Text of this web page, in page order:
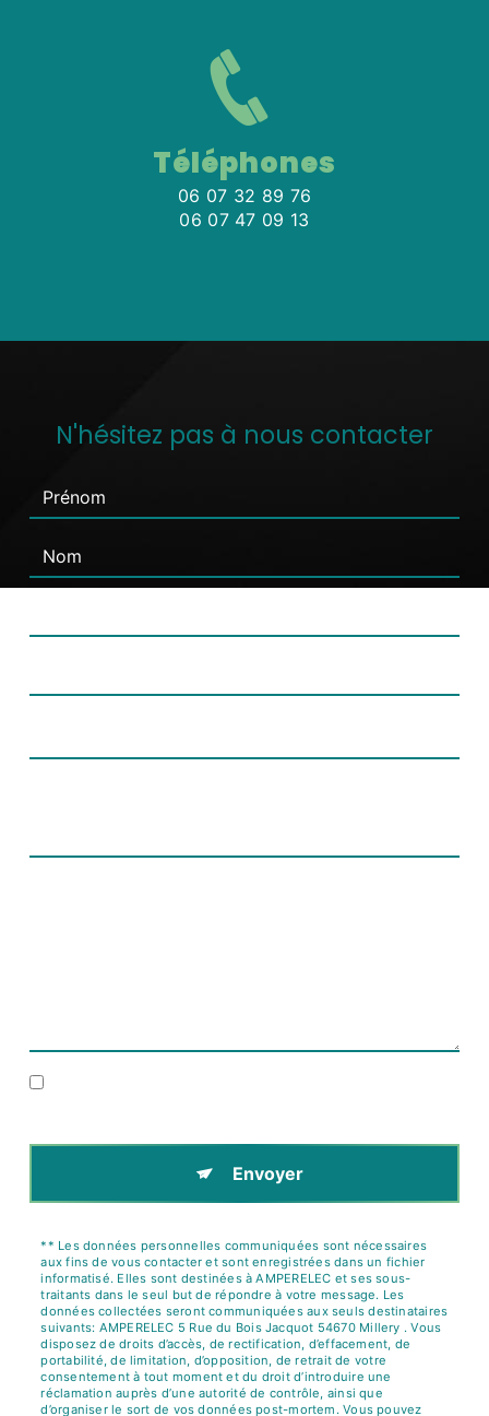
Téléphones
06 07 32 89 76
06 07 47 09 13
N'hésitez pas à nous contacter
Envoyer
** Les données personnelles communiquées sont nécessaires
aux fins de vous contacter et sont enregistrées dans un fichier
informatisé. Elles sont destinées à AMPERELEC et ses sous-
traitants dans le seul but de répondre à votre message. Les
données collectées seront communiquées aux seuls destinataires
suivants: AMPERELEC 5 Rue du Bois Jacquot 54670 Millery . Vous
disposez de droits d’accès, de rectification, d’effacement, de
portabilité, de limitation, d’opposition, de retrait de votre
consentement à tout moment et du droit d’introduire une
réclamation auprès d’une autorité de contrôle, ainsi que
d’organiser le sort de vos données post-mortem. Vous pouvez